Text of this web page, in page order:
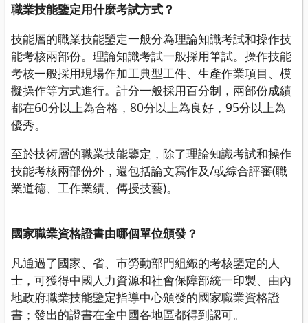
職業技能鑒定用什麼考試方式？
技能層的職業技能鑒定一般分為理論知識考試和操作技
能考核兩部份。理論知識考試一般採用筆試。操作技能
考核一般採用現場作加工典型工件、生產作業項目、模
擬操作等方式進行。計分一般採用百分制，兩部份成績
都在60分以上為合格，80分以上為良好，95分以上為
優秀。
至於技術層的職業技能鑒定，除了理論知識考試和操作
技能考核兩部份外，還包括論文寫作及/或綜合評審(職
業道德、工作業績、傳授技藝)。
國家職業資格證書由哪個單位頒發？
凡通過了國家、省、市勞動部門組織的考核鑒定的人
士，可獲得中國人力資源和社會保障部統一印製、由內
地政府職業技能鑒定指導中心頒發的國家職業資格證
書；發出的證書在全中國各地區都得到認可。